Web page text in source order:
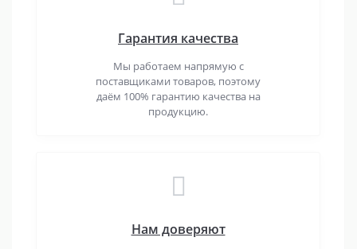
Гарантия качества
Мы работаем напрямую с
поставщиками товаров, поэтому
даём 100% гарантию качества на
продукцию.
Нам доверяют